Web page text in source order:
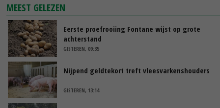
MEEST GELEZEN
Eerste proefrooiing Fontane wijst op grote
achterstand
GISTEREN, 09:35
Nijpend geldtekort treft vleesvarkenshouders
GISTEREN, 13:14